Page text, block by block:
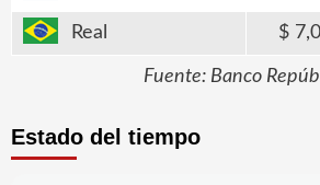
Real
Fuente: Banco
Estado del tiempo